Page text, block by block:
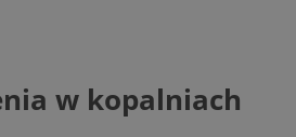
w kopalniach